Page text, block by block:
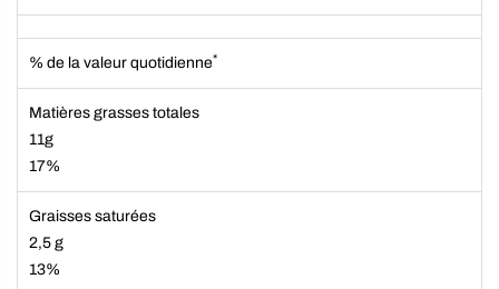
% de la valeur quotidienne*
Matières grasses totales
11g
17%
Graisses saturées
2,5 g
13%